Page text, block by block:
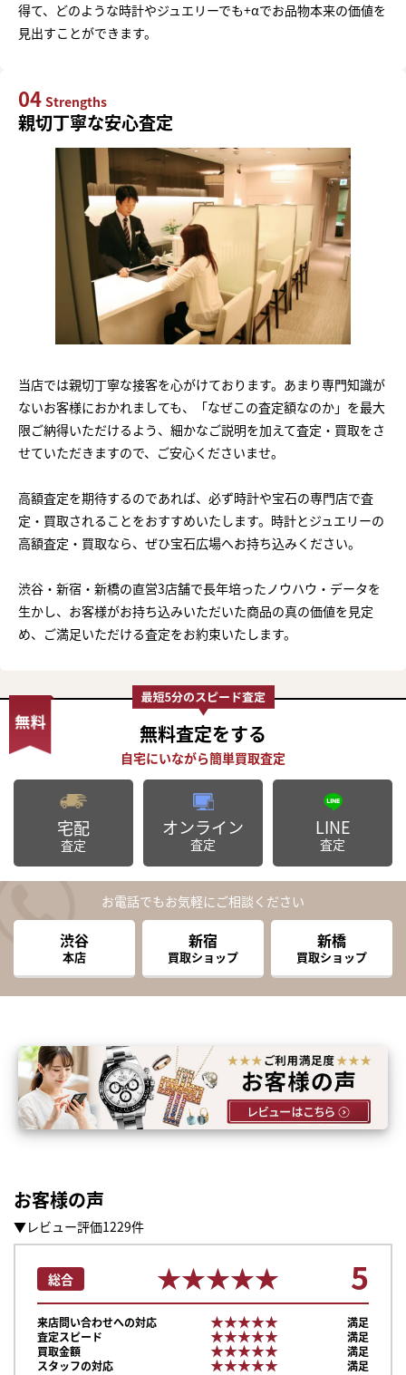
得て、どのような時計やジュエリーでも+αでお品物本来の価値を
見出すことができます。
04 Strengths
親切丁寧な安心査定
当店では親切丁寧な接客を心がけております。あまり専門知識が
ないお客様におかれましても、「なぜこの査定額なのか」を最大
限ご納得いただけるよう、細かなご説明を加えて査定・買取をさ
せていただきますので、ご安心くださいませ。
高額査定を期待するのであれば、必ず時計や宝石の専門店で査
定・買取されることをおすすめいたします。時計とジュエリーの
高額査定・買取なら、ぜひ宝石広場へお持ち込みください。
渋谷・新宿・新橋の直営3店舗で長年培ったノウハウ・データを
生かし、お客様がお持ち込みいただいた商品の真の価値を見定
め、ご満足いただける査定をお約束いたします。
無料査定をする
宅配
査定
オンライン
査定
LINE
査定
お電話でもお気軽にご相談ください
渋谷
本店
新宿
買取ショップ
新橋
買取ショップ
お客様の声
▼レビュー評価1229件
総合 ★★★★★
★★★★★ 5
来店問い合わせへの対応 ★★★★★
★★★★★
満足
査定スピード
★★★★★
★★★★★
満足
買取金額
★★★★★
★★★★★
満足
スタッフの対応
★★★★★
★★★★★ 満足